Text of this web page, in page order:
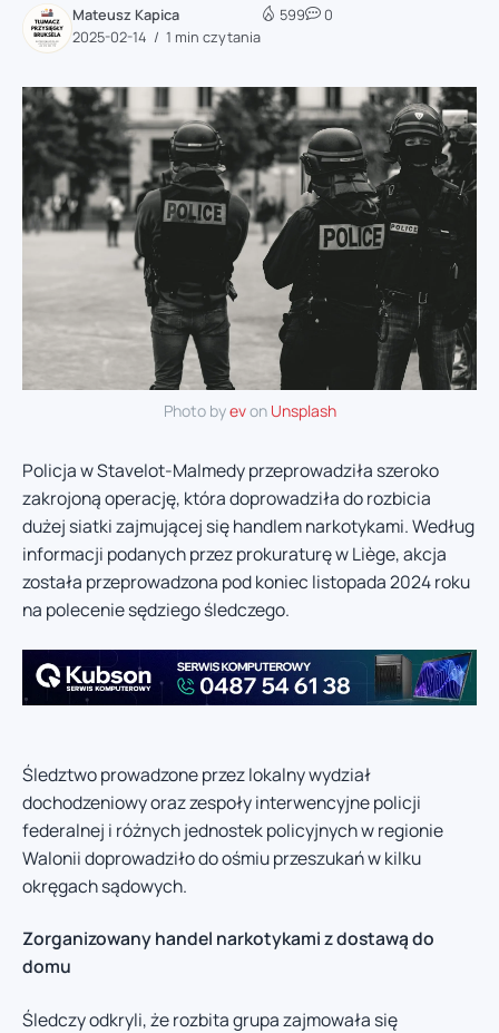
Mateusz Kapica
2025-02-14
1 min czytania
599 0
Photo byevon Unsplash
Policja w Stavelot-Malmedy przeprowadziła szeroko
zakrojoną operację, która doprowadziła do rozbicia
dużej siatki zajmującej się handlem narkotykami. Według
informacji podanych przez prokuraturę w Liège, akcja
została przeprowadzona pod koniec listopada 2024 roku
na polecenie sędziego śledczego.
Śledztwo prowadzone przez lokalny wydział
dochodzeniowy oraz zespoły interwencyjne policji
federalnej i różnych jednostek policyjnych w regionie
Walonii doprowadziło do ośmiu przeszukań w kilku
okręgach sądowych.
Zorganizowany handel narkotykami z dostawą do
domu
Śledczy odkryli, że rozbita grupa zajmowała się